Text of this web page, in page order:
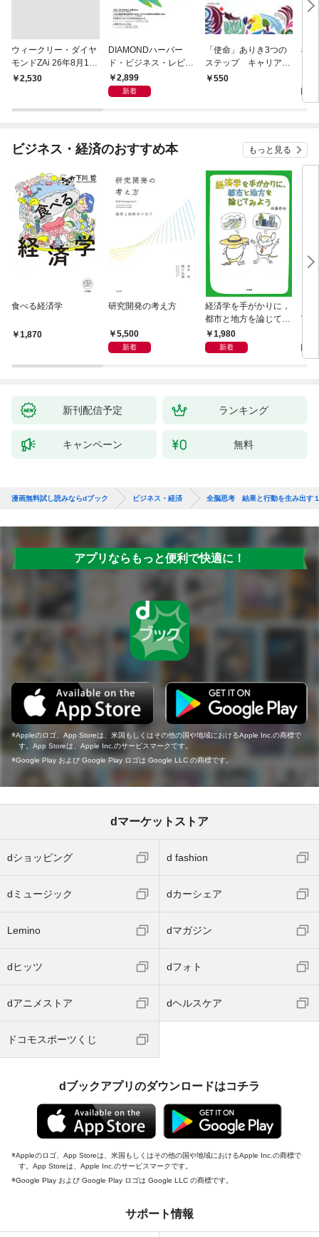
ウィークリー・ダイヤ
モンドZAi 26年8月10
日・17日合併号
￥2,530
DIAMONDハーバー
ド・ビジネス・レビュ
ー 2026年9月号 特集
「上司をマネジメント
2,899
新着
「使命」ありき3つの
ステップ キャリアの
成功とは何か
550
極
ビジネス・経済のおすすめ本 もっと見る
食べる経済学
1,870
研究開発の考え方
5,500
新着
経済学を手がかりに，
都市と地方を論じてみ
よう1,980
新着
実
新刊配信予定 ランキング
キャンペーン 無料
漫画無料試し読みならdブック ビジネス・経済 全脳思考 結果と行動を生み出す
アプリならもっと便利で快適に！
Appleのロゴ、App Storeは、米国もしくはその他の国や地域におけるApple Inc.の商標で
す。App Storeは、Apple Inc.のサービスマークです。
Google Play および Google Play ロゴは Google LLC の商標です。
dマーケットストア
dショッピング d fashion
dミュージック dカーシェア
Lemino dマガジン
dヒッツ dフォト
dアニメストア dヘルスケア
ドコモスポーツくじ
dブックアプリのダウンロードはコチラ
Appleのロゴ、App Storeは、米国もしくはその他の国や地域におけるApple Inc.の商標で
す。App Storeは、Apple Inc.のサービスマークです。
Google Play および Google Play ロゴは Google LLC の商標です。
サポート情報